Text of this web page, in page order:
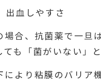
出血しやすさ
合、抗菌薬で一旦
も「菌がいない」
により粘膜のバリア